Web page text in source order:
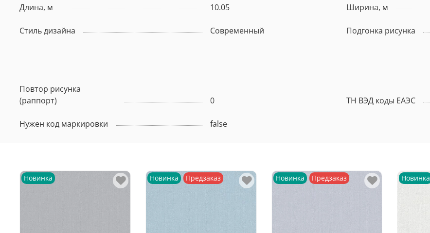
Длина, м 10.05 Ширина, м
Стиль дизайна Современный Подгонка рисунка
Повтор рисунка
(раппорт)
0 ТН ВЭД коды ЕАЭС
Нужен код маркировки false
Новинка Новинка Предзаказ Новинка Предзаказ Новинка